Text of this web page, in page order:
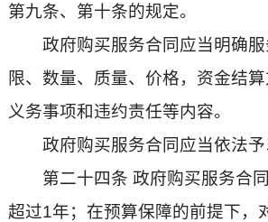
第九条、第十条的规定。
政府购买服务合同应当明确服
限、数量、质量、价格，资金结
义务事项和违约责任等内容。
政府购买服务合同应当依法予
第二十四条 政府购买服务合同
超过1年；在预算保障的前提下，